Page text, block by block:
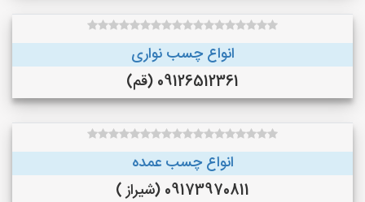
انواع چسب نواری
09126512361 (قم)
انواع چسب عمده
09173970811 (شیراز )